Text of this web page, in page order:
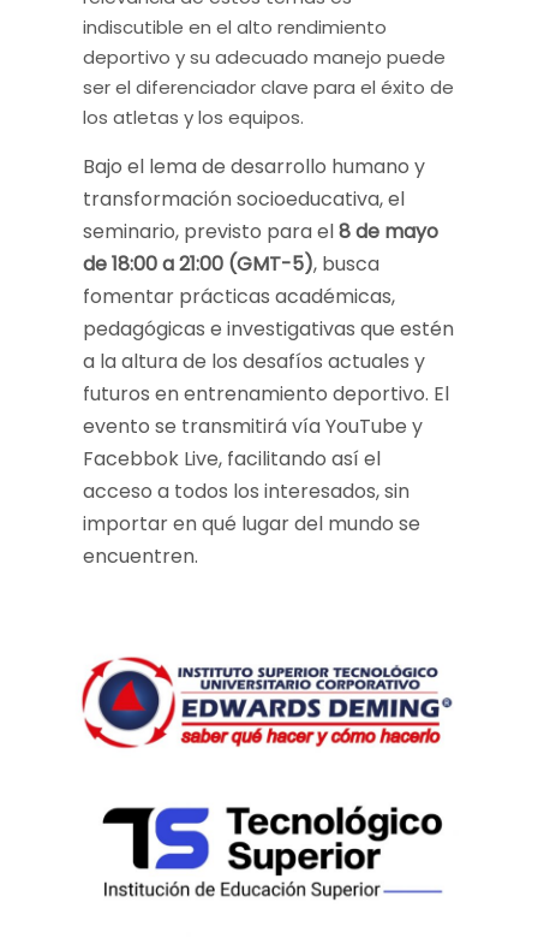
indiscutible en el alto rendimiento
deportivo y su adecuado manejo puede
ser el diferenciador clave para el éxito de
los atletas y los equipos.
Bajo el lema de desarrollo humano y
transformación socioeducativa, el
seminario, previsto para el8 de mayo
de 18:00 a 21:00 (GMT-5), busca
fomentar prácticas académicas,
pedagógicas e investigativas que estén
a la altura de los desafíos actuales y
futuros en entrenamiento deportivo. El
evento se transmitirá vía YouTube y
Facebbok Live, facilitando así el
acceso a todos los interesados, sin
importar en qué lugar del mundo se
encuentren.